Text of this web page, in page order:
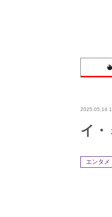
2025.05.14
イ・
エンタメ